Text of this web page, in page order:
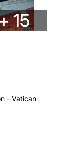
15
- Vatican